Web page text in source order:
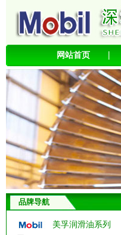
网站首页 |
品牌导航
美孚润滑油系列